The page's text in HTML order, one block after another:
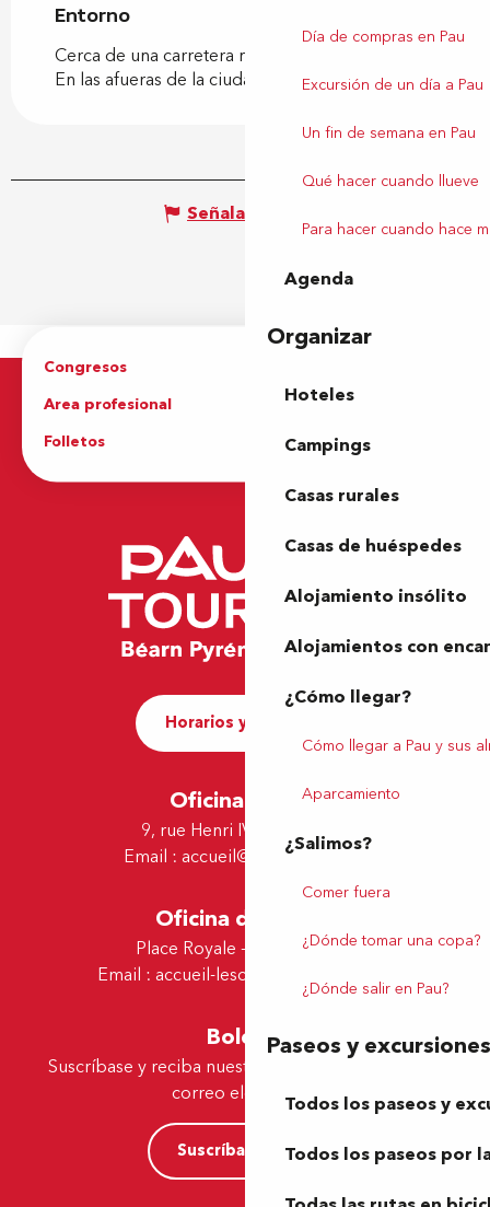
Día de compras en Pau
Excursión de un día a Pau
Un fin de semana en Pau
Qué hacer cuando llueve
Para hacer cuando hace
Agenda
Organizar
Hoteles
Campings
Casas rurales
Casas de huéspedes
Alojamiento insólito
Alojamientos con
¿Cómo llegar?
Cómo llegar a Pau y sus
Aparcamiento
¿Salimos?
Comer fuera
¿Dónde tomar una copa?
¿Dónde salir en Pau?
Paseos y excursiones
Todos los paseos y
Todos los paseos por
Entorno
Entorno
Cerca de una carretera nacional
En las afueras de la ciudad
Señalar un error
Congresos
Area profesional
Prensa
Folletos
Oficina de Turismo
Horarios y contacto
Oficina de Pau
9, rue Henri IV - 64000 Pau
Email : accueil@tourismepau.fr
Oficina de Lescar
Place Royale - 64230 Lescar
Email : accueil-lescar@tourismepau.fr
Boletín
Suscríbase y reciba nuestras ofertas y noticias por
correo electrónico
Suscríbase ahora